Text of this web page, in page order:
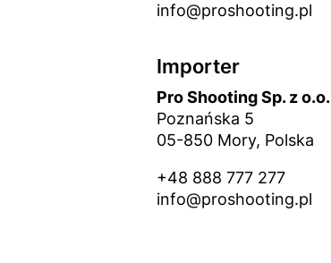
info@proshooting.pl
Importer
Pro Shooting Sp. z o.o.
Poznańska 5
05-850 Mory, Polska
+48 888 777 277
info@proshooting.pl